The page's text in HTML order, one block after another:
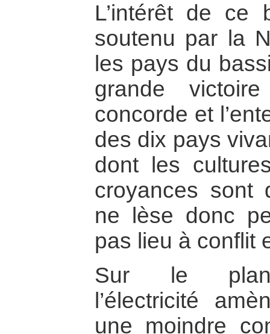
L’intérêt de ce
soutenu par la
les pays du
grande
concorde et
des dix pays
dont les
croyances sont
ne lèse donc
pas lieu à conflit
Sur le plan
l’électricité
une moindre